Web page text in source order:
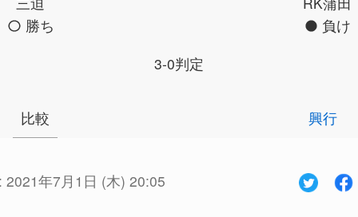
勝ち
負け
3-0判定
比較 興行
2021年7月1日 (木) 20:05